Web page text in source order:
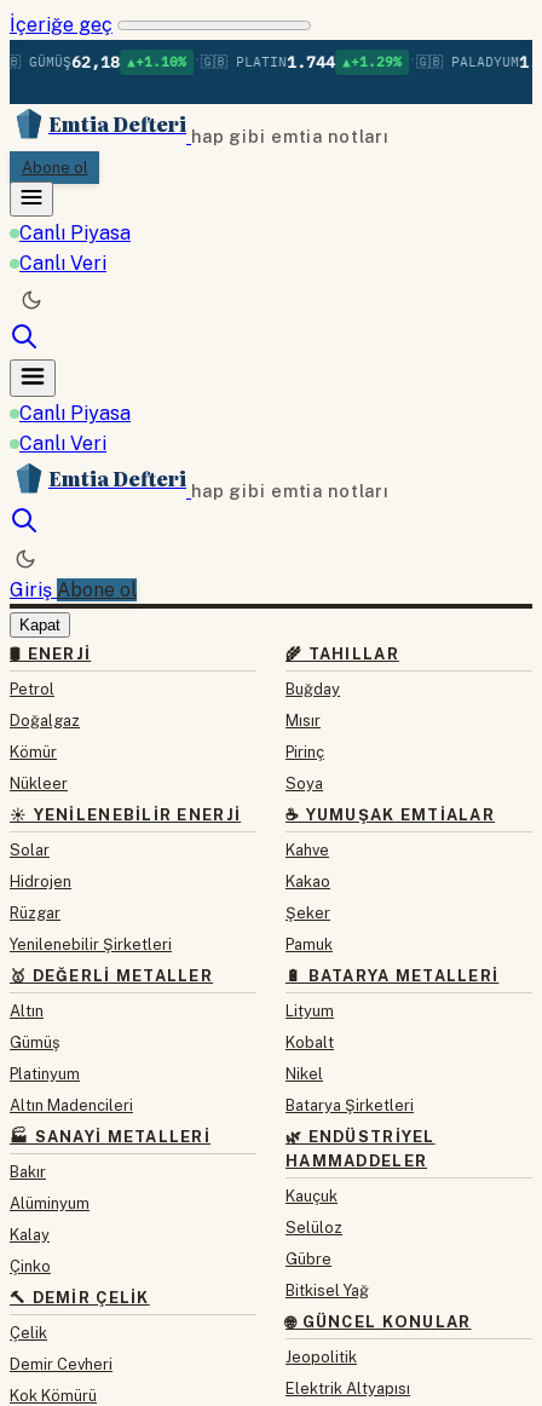
İçeriğe geç
62,18 ▲+1.10% •🇬🇧 PLATIN1.744 ▲+1.29% •🇬🇧 PALADYUM
Emtia Defteri hap gibi emtia notları
Abone ol
Canlı Piyasa
Canlı Veri
Canlı Piyasa
Canlı Veri
Emtia Defteri hap gibi emtia notları
Giriş Abone ol
Kapat
🛢 ENERJI
Petrol
Doğalgaz
Kömür
Nükleer
☀️ YENILENEBILIR ENERJI
Solar
Hidrojen
Rüzgar
Yenilenebilir Şirketleri
🥇 DEĞERLI METALLER
Altın
Gümüş
Platinyum
Altın Madencileri
🏭 SANAYI METALLERI
Bakır
Alüminyum
Kalay
Çinko
🔨 DEMIR ÇELIK
Çelik
Demir Cevheri
Kok Kömürü
🌾 TAHILLAR
Buğday
Mısır
Pirinç
Soya
☕ YUMUŞAK EMTIALAR
Kahve
Kakao
Şeker
Pamuk
🔋 BATARYA METALLERI
Lityum
Kobalt
Nikel
Batarya Şirketleri
🌿 ENDÜSTRIYEL
HAMMADDELER
Kauçuk
Selüloz
Gübre
Bitkisel Yağ
🌐 GÜNCEL KONULAR
Jeopolitik
Elektrik Altyapısı